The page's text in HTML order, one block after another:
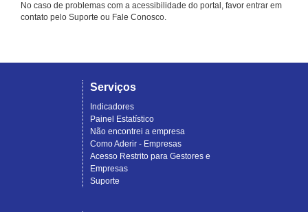
No caso de problemas com a acessibilidade do portal, favor entrar em
contato pelo Suporte ou Fale Conosco.
Serviços
Indicadores
Painel Estatístico
Não encontrei a empresa
Como Aderir - Empresas
Acesso Restrito para Gestores e
Empresas
Suporte